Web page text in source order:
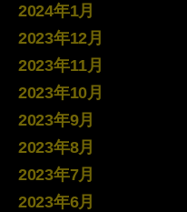
2024年1月
2023年12月
2023年11月
2023年10月
2023年9月
2023年8月
2023年7月
2023年6月